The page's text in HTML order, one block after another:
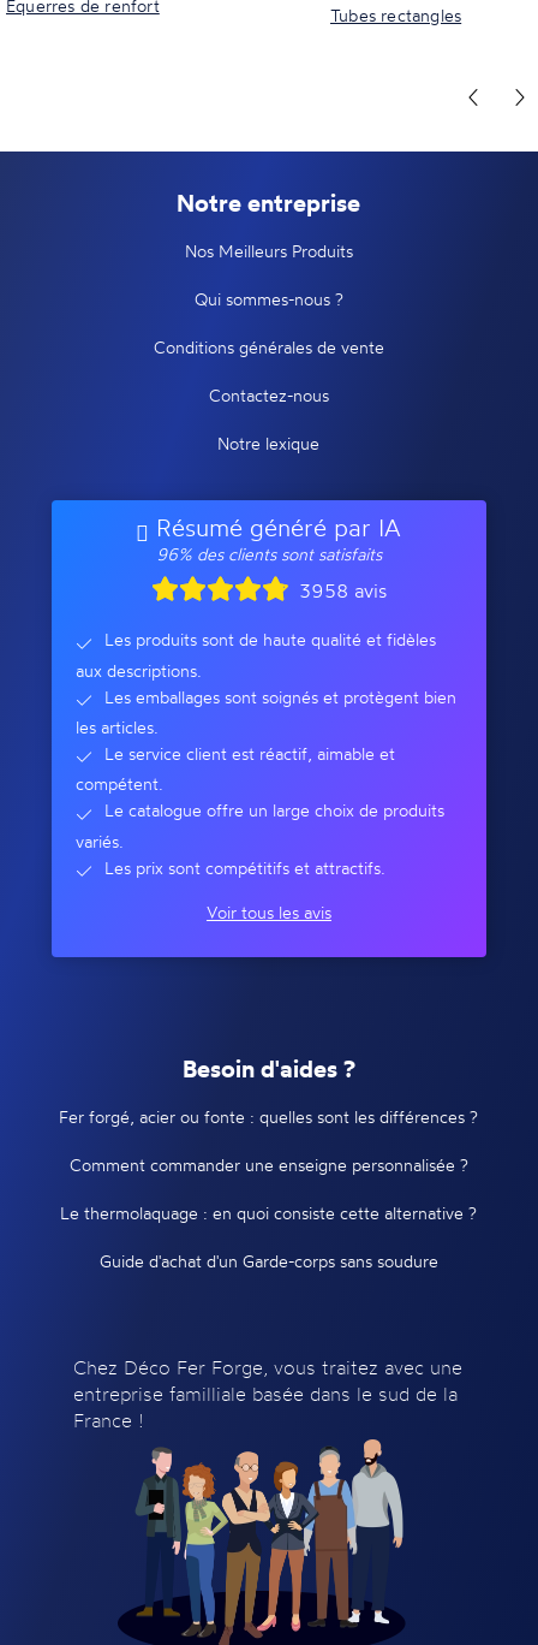
Equerres de renfort
Tubes rectangles
Notre entreprise
Nos Meilleurs Produits
Qui sommes-nous ?
Conditions générales de vente
Contactez-nous
Notre lexique
Résumé généré par IA
96% des clients sont satisfaits
3958 avis
Les produits sont de haute qualité et fidèles
aux descriptions.
Les emballages sont soignés et protègent bien
les articles.
Le service client est réactif, aimable et
compétent.
Le catalogue offre un large choix de produits
variés.
Les prix sont compétitifs et attractifs.
Voir tous les avis
Besoin d'aides ?
Fer forgé, acier ou fonte : quelles sont les différences ?
Comment commander une enseigne personnalisée ?
Le thermolaquage : en quoi consiste cette alternative ?
Guide d'achat d'un Garde-corps sans soudure
Chez Déco Fer Forge, vous traitez avec une
entreprise familliale basée dans le sud de la
France !